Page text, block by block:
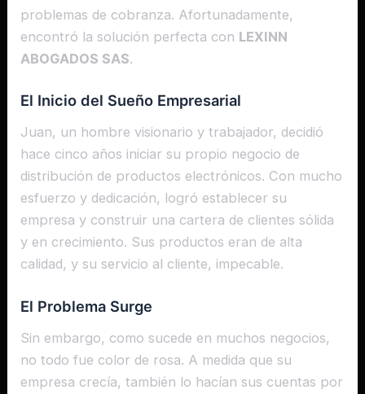
problemas de cobranza. Afortunadamente,
encontró la solución perfecta con LEXINN
ABOGADOS SAS.
El Inicio del Sueño Empresarial
Juan, un hombre visionario y trabajador, decidió
hace cinco años iniciar su propio negocio de
distribución de productos electrónicos. Con mucho
esfuerzo y dedicación, logró establecer su
empresa y construir una cartera de clientes sólida
y en crecimiento. Sus productos eran de alta
calidad, y su servicio al cliente, impecable.
El Problema Surge
Sin embargo, como sucede en muchos negocios,
no todo fue color de rosa. A medida que su
empresa crecía, también lo hacían sus cuentas por